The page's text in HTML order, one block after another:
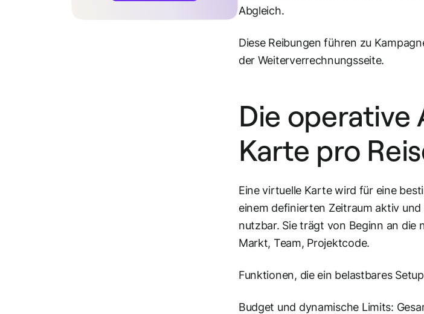
Abgleich.
Diese Reibungen führen zu
der Weiterverrechnungsseite.
Die
Karte pro
Eine virtuelle Karte wird für eine
einem definierten Zeitraum aktiv
nutzbar. Sie trägt von Beginn an die
Markt, Team, Projektcode.
Funktionen, die ein belastbares
Budget und dynamische Limits: